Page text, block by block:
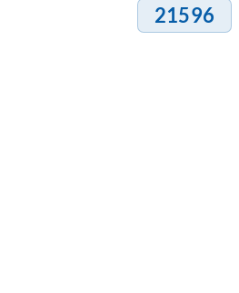
21596